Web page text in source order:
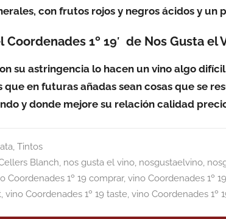
con frutos rojos y negros ácidos y un
1º 19′ de Nos Gusta el
su astringencia lo hacen un vino algo
que en futuras añadas sean cosas que se
y donde mejore su relación calidad
, Tintos
Blanch, nos gusta el vino, nosgustaelvino,
Coordenades 1º 19 comprar, vino Coordenades 1º
, vino Coordenades 1º 19 taste, vino Coordenades 1º